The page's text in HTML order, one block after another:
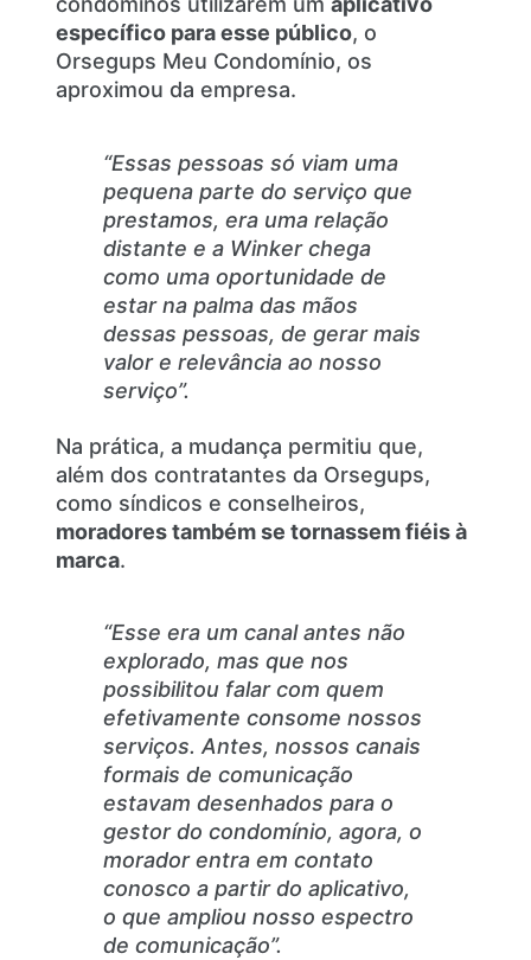
específico para esse público, o
Orsegups Meu Condomínio, os
aproximou da empresa.
“Essas pessoas só viam uma
pequena parte do serviço que
prestamos, era uma relação
distante e a Winker chega
como uma oportunidade de
estar na palma das mãos
dessas pessoas, de gerar mais
valor e relevância ao nosso
serviço”.
Na prática, a mudança permitiu que,
além dos contratantes da Orsegups,
como síndicos e conselheiros,
moradores também se tornassem fiéis à
marca.
“Esse era um canal antes não
explorado, mas que nos
possibilitou falar com quem
efetivamente consome nossos
serviços. Antes, nossos canais
formais de comunicação
estavam desenhados para o
gestor do condomínio, agora, o
morador entra em contato
conosco a partir do aplicativo,
o que ampliou nosso espectro
de comunicação”.